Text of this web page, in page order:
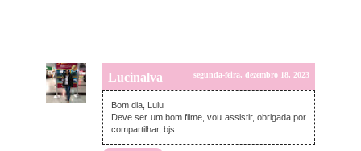
Lucinalva segunda-feira, dezembro 18, 2023
Bom dia, Lulu
Deve ser um bom filme, vou assistir, obrigada por
compartilhar, bjs.